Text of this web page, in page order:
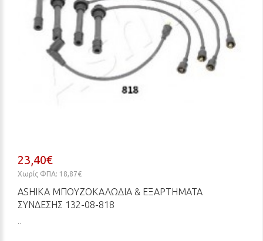
23,40€
Χωρίς ΦΠΑ: 18,87€
ASHIKA ΜΠΟΥΖΟΚΑΛΏΔΙΑ & ΕΞΑΡΤΉΜΑΤΑ
ΣΎΝΔΕΣΗΣ 132-08-818
..